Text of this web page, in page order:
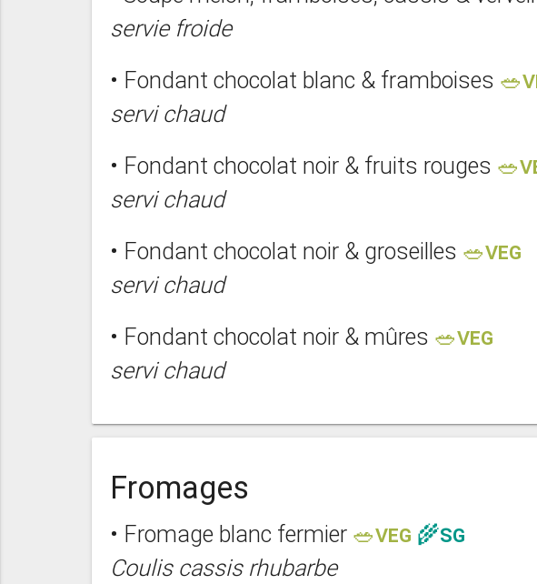
servie froide
• Fondant chocolat blanc & framboises
servi chaud
• Fondant chocolat noir & fruits rouges
servi chaud
• Fondant chocolat noir & groseilles 🥗VEG
servi chaud
• Fondant chocolat noir & mûres 🥗VEG
servi chaud
Fromages
• Fromage blanc fermier 🥗VEG 🌾SG
Coulis cassis rhubarbe